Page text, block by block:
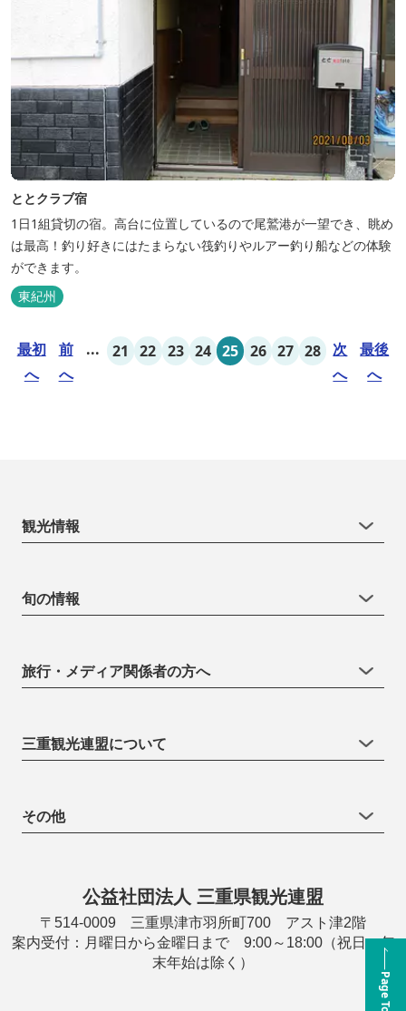
ととクラブ宿
1日1組貸切の宿。高台に位置しているので尾鷲港が一望でき、眺め
は最高！釣り好きにはたまらない筏釣りやルアー釣り船などの体験
ができます。
東紀州
最初
へ
前
へ
... 21 22 23 24 25 26 27 28
次
へ
最後
へ
Page Top
観光情報
旬の情報
旅行・メディア関係者の方へ
三重観光連盟について
その他
公益社団法人 三重県観光連盟
〒514-0009 三重県津市羽所町700 アスト津2階
案内受付：月曜日から金曜日まで 9:00～18:00（祝日・年
末年始は除く）